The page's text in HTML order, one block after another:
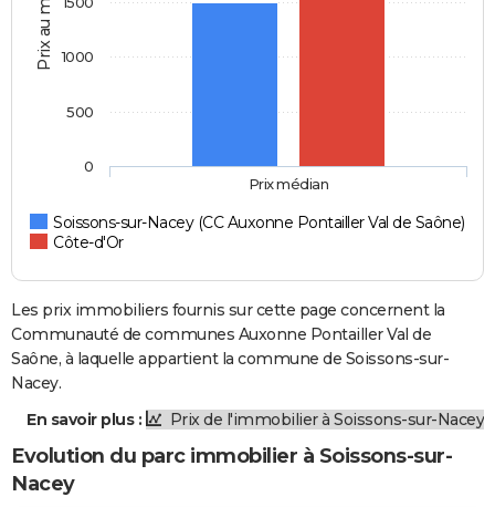
Prix au m2
Soissons-sur-Nacey (CC Auxonne Pontailler Val de Saône)
Côte-d'Or
Prix médian
0
500
1000
Les prix immobiliers fournis sur cette page concernent la
Communauté de communes Auxonne Pontailler Val de
Saône, à laquelle appartient la commune de Soissons-sur-
Nacey.
En savoir plus :
Prix de l'immobilier à Soissons-sur-Nacey
Evolution du parc immobilier à Soissons-sur-
Nacey